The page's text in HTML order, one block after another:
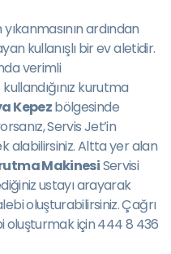
ardından
kullanışlı bir ev aletidir.
verimli
kurutma
Kepezbölgesinde
Servis Jet’in
alabilirsiniz. Altta yer alan
MakinesiServisi
ustayı arayarak
oluşturabilirsiniz. Çağrı
oluşturmak için 444 8 436